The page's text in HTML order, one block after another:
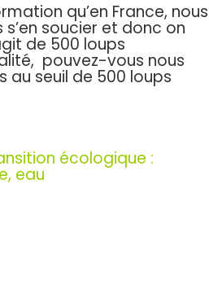
qu’en France, nous
soucier et donc on
de 500 loups
pouvez-vous nous
au seuil de 500 loups
écologique :
eau